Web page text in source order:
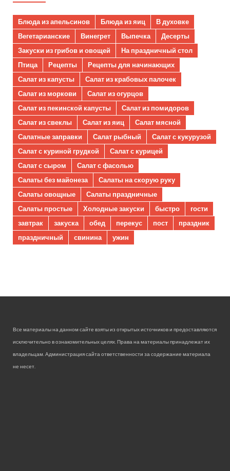
Блюда из апельсинов Блюда из яиц
В духовке
Вегетарианские
Винегрет Выпечка
Десерты
Закуски из грибов и овощей
На праздничный стол
Птица
Рецепты
Рецепты для начинающих
Салат из капусты
Салат из крабовых палочек
Салат из моркови
Салат из огурцов
Салат из пекинской капусты
Салат из помидоров
Салат из свеклы
Салат из яиц
Салат мясной
Салатные заправки
Салат рыбный
Салат с кукурузой
Салат с куриной грудкой
Салат с курицей
Салат с сыром
Салат с фасолью
Салаты без майонеза
Салаты на скорую руку
Салаты овощные
Салаты праздничные
Салаты простые
Холодные закуски быстро
гости
завтрак
закуска обед перекус пост
праздник
праздничный
свинина ужин
Все материалы на данном сайте взяты из открытых источников и предоставляются
исключительно в ознакомительных целях. Права на материалы принадлежат их
владельцам. Администрация сайта ответственности за содержание материала
не несет.